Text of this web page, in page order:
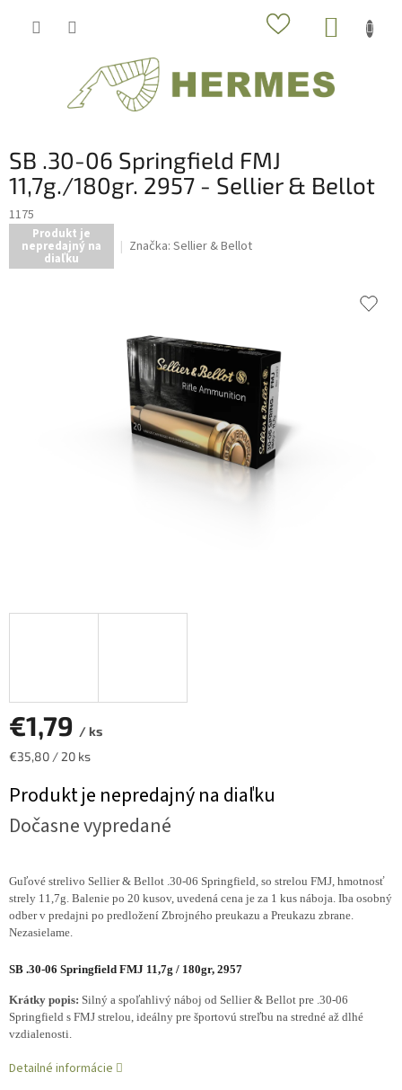
SB .30-06 Springfield FMJ
11,7g./180gr. 2957 - Sellier & Bellot
1175
Produkt je
nepredajný na
diaľku
Značka: Sellier & Bellot
€1,79 / ks
Jednotková
€35,80 / 20 ks
Produkt je nepredajný na diaľku
Dočasne vypredané
Guľové strelivo Sellier & Bellot .30-06 Springfield, so strelou FMJ, hmotnosť
strely 11,7g. Balenie po 20 kusov, uvedená cena je za 1 kus náboja. Iba osobný
odber v predajni po predložení Zbrojného preukazu a Preukazu zbrane.
Nezasielame.
SB .30-06 Springfield FMJ 11,7g / 180gr, 2957
Krátky popis: Silný a spoľahlivý náboj od Sellier & Bellot pre .30-06
Springfield s FMJ strelou, ideálny pre športovú streľbu na stredné až dlhé
vzdialenosti.
Detailné informácie